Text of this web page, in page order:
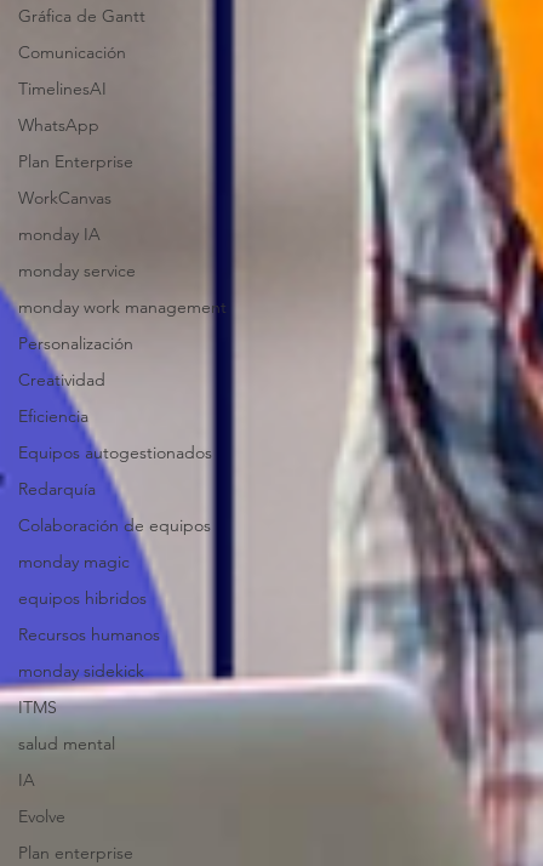
Gráfica de Gantt
Comunicación
TimelinesAI
WhatsApp
Plan Enterprise
WorkCanvas
monday IA
monday service
monday work management
Personalización
Creatividad
Eficiencia
Equipos autogestionados
Redarquía
Colaboración de equipos
monday magic
equipos hibridos
Recursos humanos
monday sidekick
ITMS
salud mental
IA
Evolve
Plan enterprise